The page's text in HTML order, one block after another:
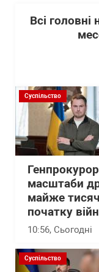
Всі
Суспільство
масштаби
майже
початку
10:56, Сьогодні
Суспільство